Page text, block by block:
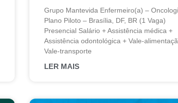
Grupo Mantevida Enfermeiro(a) –
Plano Piloto – Brasília, DF, BR (1 Vaga)
Presencial Salário + Assistência médica +
Assistência odontológica + Vale-
Vale-transporte
LER MAIS